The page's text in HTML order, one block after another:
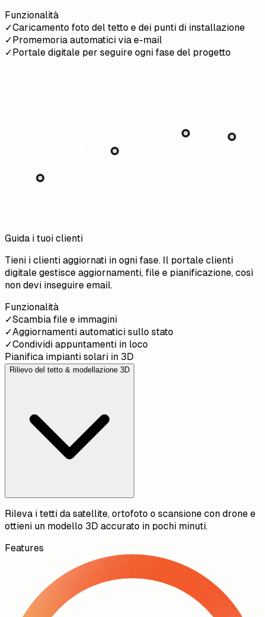
Funzionalità
✓Caricamento foto del tetto e dei punti di installazione
✓Promemoria automatici via e-mail
✓Portale digitale per seguire ogni fase del progetto
Guida i tuoi clienti
Tieni i clienti aggiornati in ogni fase. Il portale clienti
digitale gestisce aggiornamenti, file e pianificazione, così
non devi inseguire email.
Funzionalità
✓Scambia file e immagini
✓Aggiornamenti automatici sullo stato
✓Condividi appuntamenti in loco
Pianifica impianti solari in 3D
Rilievo del tetto & modellazione 3D
Rileva i tetti da satellite, ortofoto o scansione con drone e
ottieni un modello 3D accurato in pochi minuti.
Features